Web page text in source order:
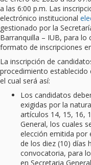
a las 6:00 p.m. Las
electrónico institucional
gestionado por la
Barranquilla – IUB, para lo
formato de inscripciones
La inscripción de
procedimiento establecido
el cual será así:
Los candidatos
exigidas por la
artículos 14, 15, 16,
General, los cuales
elección emitida por
de los diez (10) días
convocatoria, para
en Secretaria